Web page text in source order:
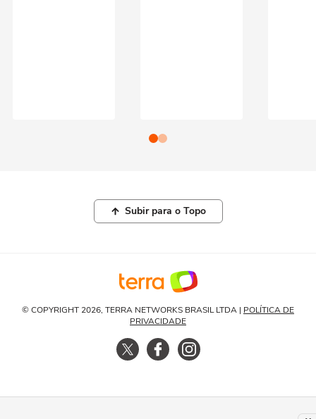
Subir para o Topo
© COPYRIGHT 2026, TERRA NETWORKS BRASIL LTDA | POLÍTICA DE
PRIVACIDADE